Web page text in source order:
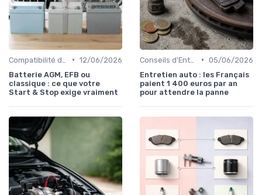
• 12/06/2026
Batterie AGM, EFB ou
classique : ce que votre
Start & Stop exige vraiment
• 05/06/2026
Entretien auto : les Français
paient 1 400 euros par an
pour attendre la panne